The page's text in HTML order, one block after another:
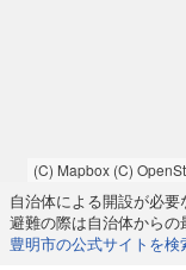
(C) Mapbox (C)
自治体による開設が必要
避難の際は自治体からの
豊明市の公式サイトを検